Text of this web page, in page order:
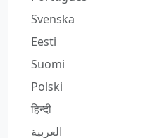
Svenska
Eesti
Suomi
Polski
हिन्दी
العربية